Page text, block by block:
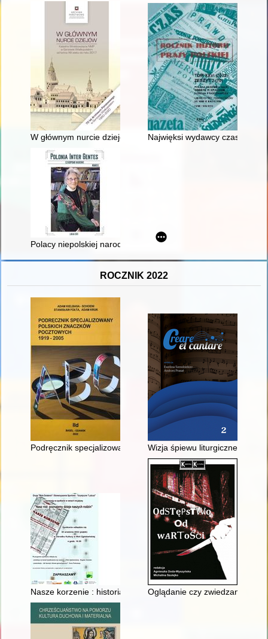
W głównym nurcie dziejów : Katedra Wniebowzięcia NMP w
Najwięksi wydawcy czasopism
Polacy niepolskiej narodowości a formowanie się Armii
ROCZNIK 2022
Podręcznik specjalizowany polskich znaczków pocztowych
Wizja śpiewu liturgicznego w
Nasze korzenie : historia kształtowania się nazwisk w Woli
Oglądanie czy zwiedzanie? :